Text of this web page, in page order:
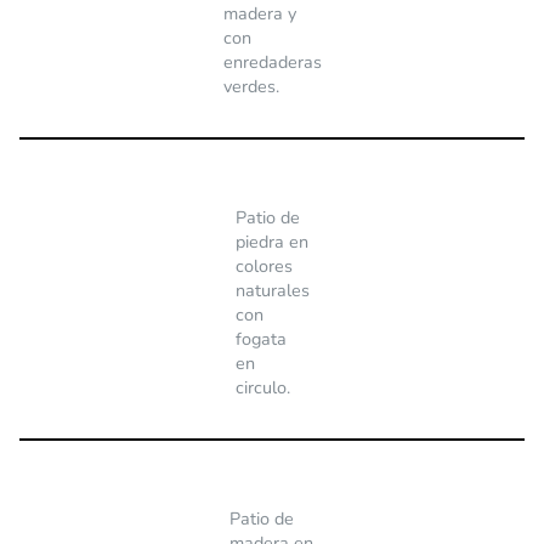
madera y
con
enredaderas
verdes.
Patio de
piedra en
colores
naturales
con
fogata
en
circulo.
Patio de